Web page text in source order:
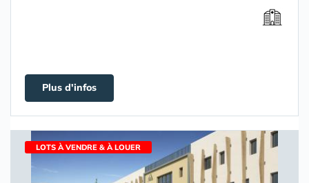
Plus d'infos
LOTS À VENDRE & À LOUER